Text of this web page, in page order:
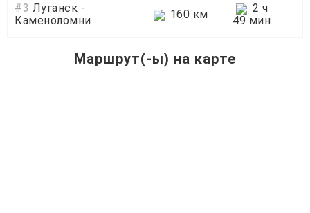
#3 Луганск -
Каменоломни
160 км
2 ч
49 мин
Маршрут(-ы) на карте